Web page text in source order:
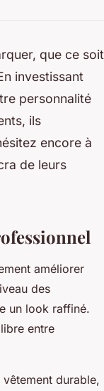
que ce soit
investissant
personnalité
ils
encore à
de leurs
améliorer
des
un look raffiné.
entre
durable,